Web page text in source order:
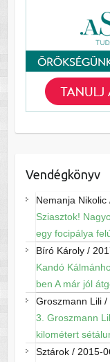
Vendégkönyv
Nemanja Nikolic
Sziasztok!
egy focipálya
Bíró Károly/
Kandó
ben A már jól
Groszmann Lili/
3. Groszmann
kilométert
Sztárok/ 2015-